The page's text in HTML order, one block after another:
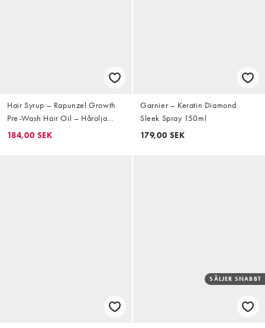
Hair Syrup – Rapunzel Growth
Pre-Wash Hair Oil – Hårolja
100ml
184,00 SEK
Garnier – Keratin Diamond
Sleek Spray 150ml
179,00 SEK
SÄLJER SNABBT